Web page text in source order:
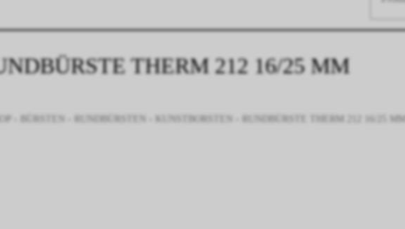
THERM 212 16/25 MM
RUNDBÜRSTEN KUNSTBORSTEN RUNDBÜRSTE THERM 212 16/25 MM